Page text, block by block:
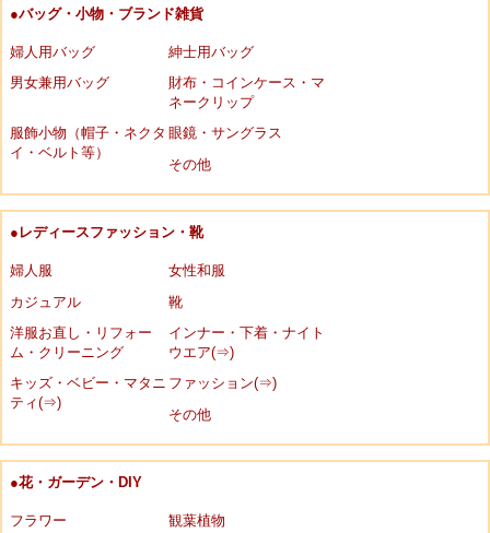
●バッグ・小物・ブランド雑貨
婦人用バッグ
紳士用バッグ
男女兼用バッグ
財布・コインケース・マ
ネークリップ
服飾小物（帽子・ネクタ
イ・ベルト等）
眼鏡・サングラス
その他
●レディースファッション・靴
婦人服
女性和服
カジュアル
靴
洋服お直し・リフォー
ム・クリーニング
インナー・下着・ナイト
ウエア(⇒)
キッズ・ベビー・マタニ
ティ(⇒)
ファッション(⇒)
その他
●花・ガーデン・DIY
フラワー
観葉植物